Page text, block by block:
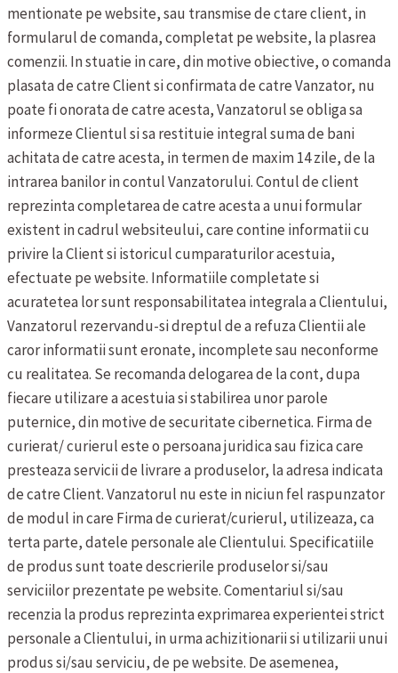
mentionate pe website, sau transmise de ctare client, in
formularul de comanda, completat pe website, la plasrea
comenzii. In stuatie in care, din motive obiective, o comanda
plasata de catre Client si confirmata de catre Vanzator, nu
poate fi onorata de catre acesta, Vanzatorul se obliga sa
informeze Clientul si sa restituie integral suma de bani
achitata de catre acesta, in termen de maxim 14 zile, de la
intrarea banilor in contul Vanzatorului.Contul de client
reprezinta completarea de catre acesta a unui formular
existent in cadrul websiteului, care contine informatii cu
privire la Client si istoricul cumparaturilor acestuia,
efectuate pe website. Informatiile completate si
acuratetea lor sunt responsabilitatea integrala a Clientului,
Vanzatorul rezervandu-si dreptul de a refuza Clientii ale
caror informatii sunt eronate, incomplete sau neconforme
cu realitatea. Se recomanda delogarea de la cont, dupa
fiecare utilizare a acestuia si stabilirea unor parole
puternice, din motive de securitate cibernetica. Firma de
curierat/ curierul este o persoana juridica sau fizica care
presteaza servicii de livrare a produselor, la adresa indicata
de catre Client. Vanzatorul nu este in niciun fel raspunzator
de modul in care Firma de curierat/curierul, utilizeaza, ca
terta parte, datele personale ale Clientului. Specificatiile
de produs sunt toate descrierile produselor si/sau
serviciilor prezentate pe website.Comentariul si/sau
recenzia la produs reprezinta exprimarea experientei strict
personale a Clientului, in urma achizitionarii si utilizarii unui
produs si/sau serviciu, de pe website. De asemenea,